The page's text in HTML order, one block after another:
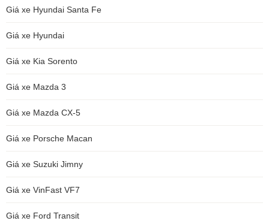
Giá xe Hyundai Santa Fe
Giá xe Hyundai
Giá xe Kia Sorento
Giá xe Mazda 3
Giá xe Mazda CX-5
Giá xe Porsche Macan
Giá xe Suzuki Jimny
Giá xe VinFast VF7
Giá xe Ford Transit